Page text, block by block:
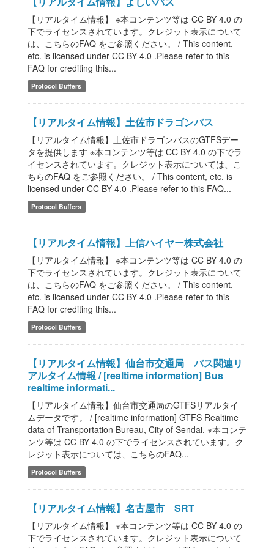
【リアルタイム情報】 ※本コンテンツ等は CC BY 4.0 の
下でライセンスされています。クレジット表示について
は、こちらのFAQ をご参照ください。 / This content,
etc. is licensed under CC BY 4.0 .Please refer to this
FAQ for crediting this...
Protocol Buffers
【リアルタイム情報】土佐市ドラゴンバス
【リアルタイム情報】土佐市ドラゴンバスのGTFSデー
タを提供します ※本コンテンツ等は CC BY 4.0 の下でラ
イセンスされています。クレジット表示については、こ
ちらのFAQ をご参照ください。 / This content, etc. is
licensed under CC BY 4.0 .Please refer to this FAQ...
Protocol Buffers
【リアルタイム情報】上信ハイヤー株式会社
【リアルタイム情報】 ※本コンテンツ等は CC BY 4.0 の
下でライセンスされています。クレジット表示について
は、こちらのFAQ をご参照ください。 / This content,
etc. is licensed under CC BY 4.0 .Please refer to this
FAQ for crediting this...
Protocol Buffers
【リアルタイム情報】仙台市交通局 バス関連リ
アルタイム情報 / [realtime information] Bus
realtime informati...
【リアルタイム情報】仙台市交通局のGTFSリアルタイ
ムデータです。 / [realtime information] GTFS Realtime
data of Transportation Bureau, City of Sendai. ※本コンテ
ンツ等は CC BY 4.0 の下でライセンスされています。ク
レジット表示については、こちらのFAQ...
Protocol Buffers
【リアルタイム情報】名古屋市 SRT
【リアルタイム情報】 ※本コンテンツ等は CC BY 4.0 の
下でライセンスされています。クレジット表示について